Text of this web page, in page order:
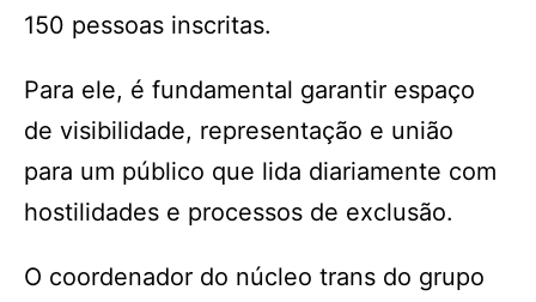
150 pessoas inscritas.
Para ele, é fundamental garantir espaço
de visibilidade, representação e união
para um público que lida diariamente com
hostilidades e processos de exclusão.
O coordenador do núcleo trans do grupo